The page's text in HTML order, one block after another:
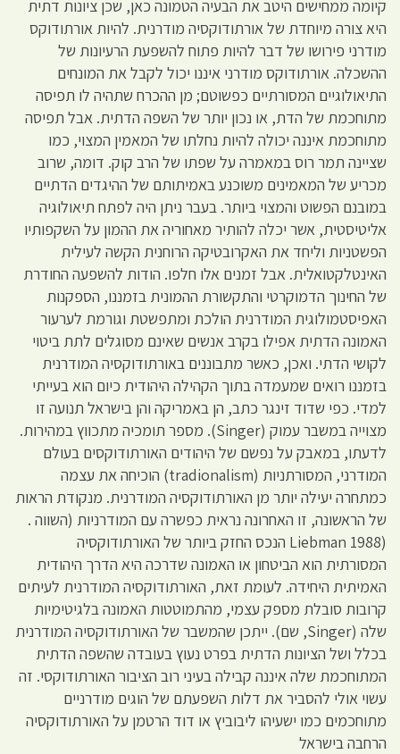
קיומה ממחישים היטב את הבעיה הטמונה כאן, שכן ציונות דתית
היא צורה מיוחדת של אורתודוקסיה מודרנית. להיות אורתודוקס
מודרני פירושו של דבר להיות פתוח להשפעת הרעיונות של
ההשכלה. אורתודוקס מודרני איננו יכול לקבל את המונחים
התיאולוגיים המסורתיים כפשוטם; מן ההכרח שתהיה לו תפיסה
מתוחכמת של הדת, או נכון יותר של השפה הדתית. אבל תפיסה
מתוחכמת איננה יכולה להיות נחלתו של המאמין המצוי, כמו
שציינה תמר רוס במאמרה על שפתו של הרב קוק. דומה, שרוב
מכריע של המאמינים משוכנע באמיתותם של ההיגדים הדתיים
במובנם הפשוט והמצוי ביותר. בעבר ניתן היה לפתח תיאולוגיה
אליטיסטית, אשר יכלה להותיר מאחוריה את ההמון על השקפותיו
הפשטניות וליחד את האקרובטיקה הרוחנית הקשה לעילית
האינטלקטואלית. אבל זמנים אלו חלפו. הודות להשפעה החודרת
של החינוך הדמוקרטי והתקשורת ההמונית בזמננו, הספקנות
האפיסטמולוגית המודרנית הולכת ומתפשטת וגורמת לערעור
האמונה הדתית אפילו בקרב אנשים שאינם מסוגלים לתת ביטוי
לקושי הדתי. ואכן, כאשר מתבוננים באורתודוקסיה המודרנית
בזמננו רואים שמעמדה בתוך הקהילה היהודית כיום הוא בעייתי
למדי. כפי שדוד זינגר כתב, הן באמריקה והן בישראל תנועה זו
מצוייה במשבר עמוק (Singer). מספר תומכיה מתכווץ במהירות.
לדעתו, במאבק על נפשם של היהודים האורתודוקסים בעולם
המודרני, המסורתניות (tradionalism) הוכיחה את עצמה
כמתחרה יעילה יותר מן האורתודוקסיה המודרנית. מנקודת הראות
של הראשונה, זו האחרונה נראית כפשרה עם המודרניות (השווה .
(Liebman 1988 הנכס החזק ביותר של האורתודוקסיה
המסורתית הוא הביטחון או האמונה שדרכה היא הדרך היהודית
האמיתית היחידה. לעומת זאת, האורתודוקסיה המודרנית לעיתים
קרובות סובלת מספק עצמי, מהתמוטטות האמונה בלגיטימיות
שלה (Singer, שם). ייתכן שהמשבר של האורתודוקסיה המודרנית
בכלל ושל הציונות הדתית בפרט נעוץ בעובדה שהשפה הדתית
המתוחכמת שלה איננה קבילה בעיני רוב הציבור האורתודוקסי. זה
עשוי אולי להסביר את דלות השפעתם של הוגים מודרניים
מתוחכמים כמו ישעיהו ליבוביץ או דוד הרטמן על האורתודוקסיה
הרחבה בישראל